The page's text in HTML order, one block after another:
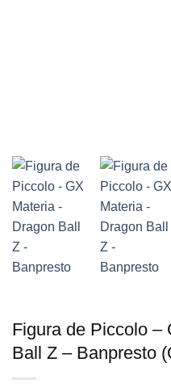
Figura de Piccolo –
Ball Z – Banpresto